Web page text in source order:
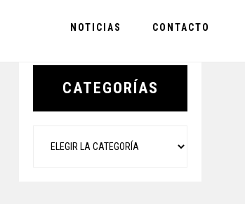
NOTICIAS CONTACTO
Primary
CATEGORÍAS